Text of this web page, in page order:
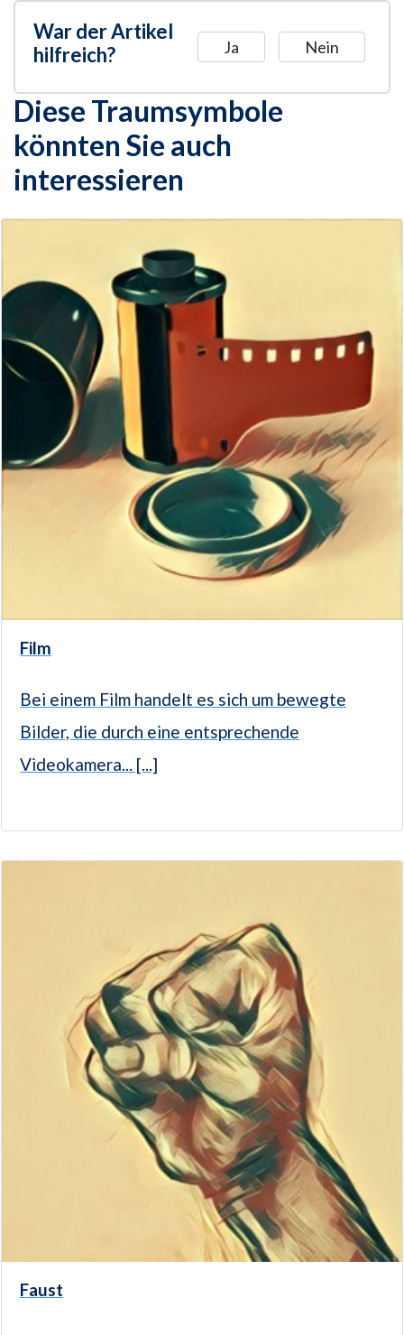
War der Artikel
hilfreich?
Ja Nein
Diese Traumsymbole
könnten Sie auch
interessieren
Film
Bei einem Film handelt es sich um bewegte
Bilder, die durch eine entsprechende
Videokamera... [...]
Faust